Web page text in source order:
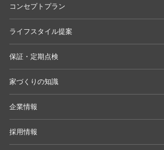
コンセプトプラン
ライフスタイル提案
保証・定期点検
家づくりの知識
企業情報
採用情報